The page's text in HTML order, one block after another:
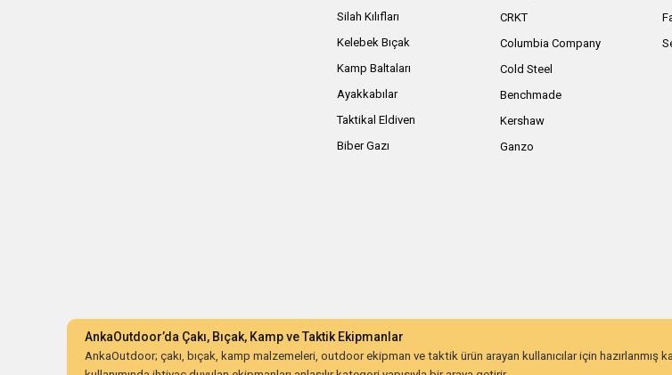
Silah Kılıfları
Kelebek Bıçak
Kamp Baltaları
Ayakkabılar
Taktikal Eldiven
Biber Gazı
CRKT
Columbia Company
Cold Steel
Benchmade
Kershaw
Ganzo
AnkaOutdoor’da Çakı, Bıçak, Kamp ve Taktik Ekipmanlar
AnkaOutdoor; çakı, bıçak, kamp malzemeleri, outdoor ekipman ve taktik ürün arayan kullanıcılar için